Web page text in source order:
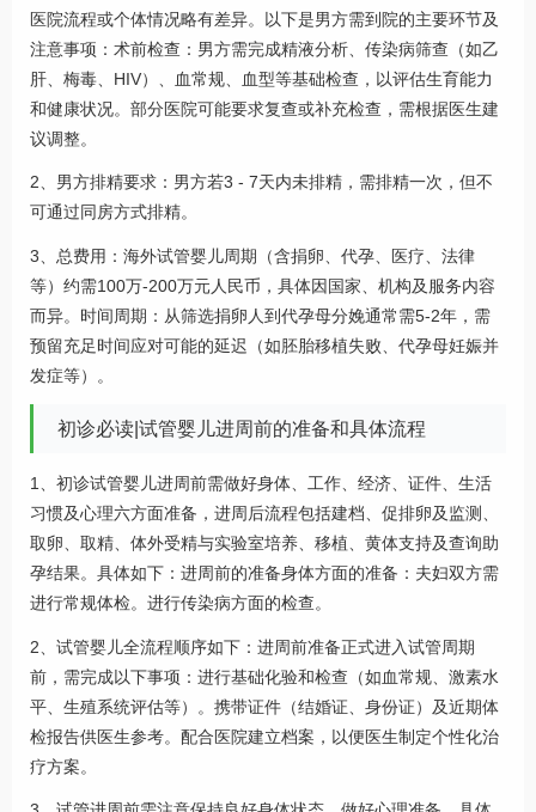
医院流程或个体情况略有差异。以下是男方需到院的主要环节及
注意事项：术前检查：男方需完成精液分析、传染病筛查（如乙
肝、梅毒、HIV）、血常规、血型等基础检查，以评估生育能力
和健康状况。部分医院可能要求复查或补充检查，需根据医生建
议调整。
2、男方排精要求：男方若3 - 7天内未排精，需排精一次，但不
可通过同房方式排精。
3、总费用：海外试管婴儿周期（含捐卵、代孕、医疗、法律
等）约需100万-200万元人民币，具体因国家、机构及服务内容
而异。时间周期：从筛选捐卵人到代孕母分娩通常需5-2年，需
预留充足时间应对可能的延迟（如胚胎移植失败、代孕母妊娠并
发症等）。
初诊必读|试管婴儿进周前的准备和具体流程
1、初诊试管婴儿进周前需做好身体、工作、经济、证件、生活
习惯及心理六方面准备，进周后流程包括建档、促排卵及监测、
取卵、取精、体外受精与实验室培养、移植、黄体支持及查询助
孕结果。具体如下：进周前的准备身体方面的准备：夫妇双方需
进行常规体检。进行传染病方面的检查。
2、试管婴儿全流程顺序如下：进周前准备正式进入试管周期
前，需完成以下事项：进行基础化验和检查（如血常规、激素水
平、生殖系统评估等）。携带证件（结婚证、身份证）及近期体
检报告供医生参考。配合医院建立档案，以便医生制定个性化治
疗方案。